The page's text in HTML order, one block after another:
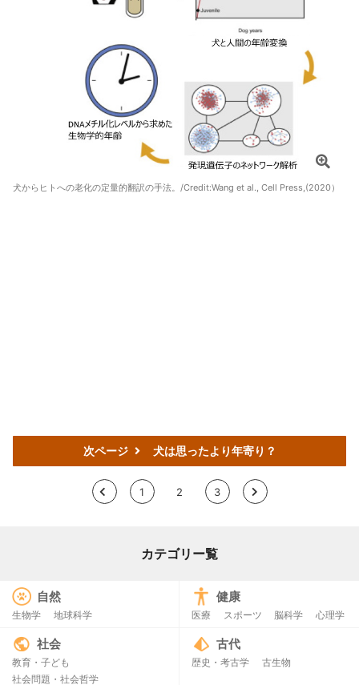
犬からヒトへの老化の定量的翻訳の手法。/Credit:Wang et al., Cell Press,(2020）
次ページ 犬は思ったより年寄り？
< 1 2 3 >
カテゴリー覧
自然
生物学 地球科学
健康
医療 スポーツ 脳科学 心理学
社会
教育・子ども
社会問題・社会哲学
古代
歴史・考古学 古生物